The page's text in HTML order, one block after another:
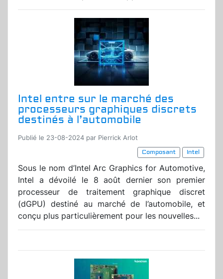
Intel entre sur le marché des
processeurs graphiques discrets
destinés à l’automobile
Publié le 23-08-2024 par Pierrick Arlot
Composant
Intel
Sous le nom d’Intel Arc Graphics for Automotive,
Intel a dévoilé le 8 août dernier son premier
processeur de traitement graphique discret
(dGPU) destiné au marché de l’automobile, et
conçu plus particulièrement pour les nouvelles...